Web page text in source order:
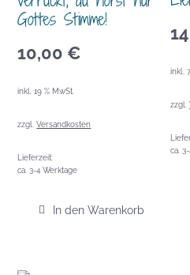
Gottes Stimme!
10,00 €
inkl. 19 % MwSt.
zzgl.Versandkosten
Lieferzeit:
ca. 3-4 Werktage
In den Warenkorb
inkl.
zzgl.
ca.